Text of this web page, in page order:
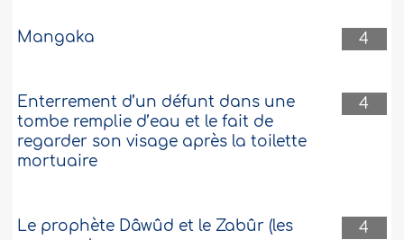
4
Mangaka
4
Enterrement d’un défunt dans une
tombe remplie d’eau et le fait de
regarder son visage après la toilette
mortuaire
4
Le prophète Dâwûd et le Zabûr (les